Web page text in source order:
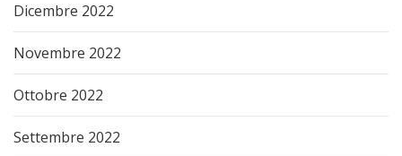
Dicembre 2022
Novembre 2022
Ottobre 2022
Settembre 2022